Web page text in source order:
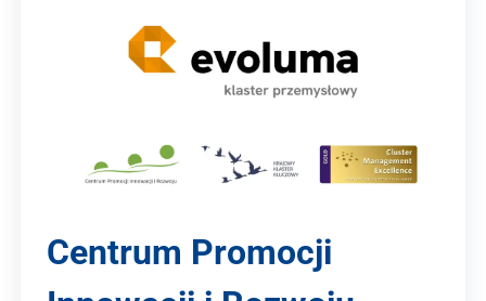
Centrum Promocji